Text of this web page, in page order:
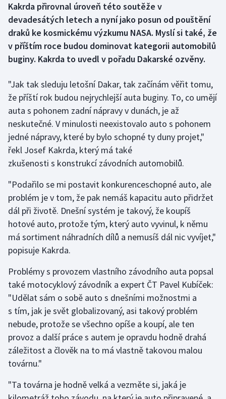
Boby a skeleton
Box
Curling
Cyklistika
Dostihy
Florbal
Futsal
Gymnastika
Házená
Jezdectví
Judo
Krasobruslení
Lezení
Lyže a snowboard
Motorsport
Kakrda přirovnal úroveň této soutěže v
devadesátých letech a nyní jako posun od pouštění
draků ke kosmickému výzkumu NASA. Myslí si také, že
v příštím roce budou dominovat kategorii automobilů
buginy. Kakrda to uvedl v pořadu Dakarské ozvěny.
"Jak tak sleduju letošní Dakar, tak začínám věřit tomu,
že příští rok budou nejrychlejší auta buginy. To, co umějí
auta s pohonem zadní nápravy v dunách, je až
neskutečné. V minulosti neexistovalo auto s pohonem
jedné nápravy, které by bylo schopné ty duny projet,"
řekl Josef Kakrda, který má také
zkušenosti s konstrukcí závodních automobilů.
"Podařilo se mi postavit konkurenceschopné auto, ale
problém je v tom, že pak nemáš kapacitu auto přidržet
dál při životě. Dnešní systém je takový, že koupíš
hotové auto, protože tým, který auto vyvinul, k němu
má sortiment náhradních dílů a nemusíš dál nic vyvíjet,"
popisuje Kakrda.
Problémy s provozem vlastního závodního auta popsal
také motocyklový závodník a expert ČT Pavel Kubíček:
"Udělat sám o sobě auto s dnešními možnostmi a
s tím, jak je svět globalizovaný, asi takový problém
nebude, protože se všechno opíše a koupí, ale ten
provoz a další práce s autem je opravdu hodně drahá
záležitost a člověk na to má vlastně takovou malou
továrnu."
"Ta továrna je hodně velká a vezměte si, jaká je